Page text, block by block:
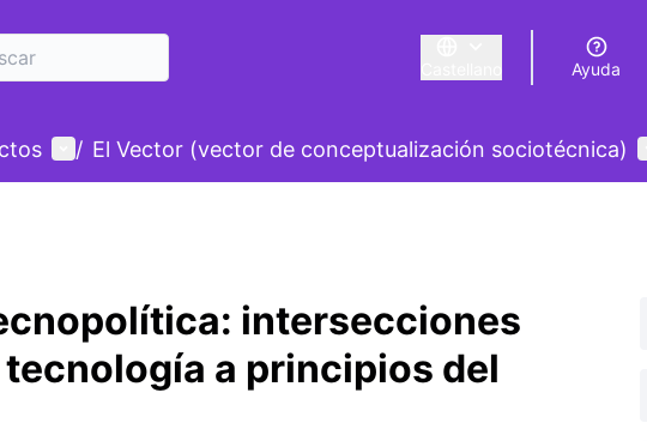
Triar la llengua Elegir el
Ayuda
Menú de usuario
/ El Vector (vector de conceptualización sociotécnica)
intersecciones
a principios del